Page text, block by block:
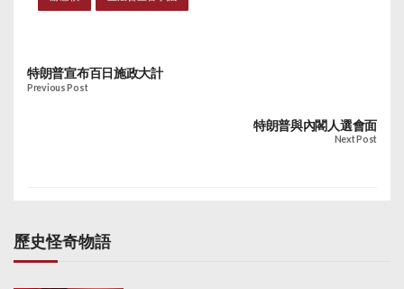
法庭頌令兩人的議員資
特朗普宣布百日施政大計
Previous Post
特朗普與內閣人選會面
Next Post
歷史怪奇物語